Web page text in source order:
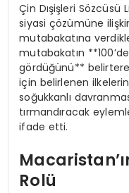
Çin Dışişleri Sözcüsü
siyasi çözümüne
mutabakatına
mutabakatın
gördüğünü**
için belirlenen
soğukkanlı
tırmandıracak
ifade etti.
Rolü